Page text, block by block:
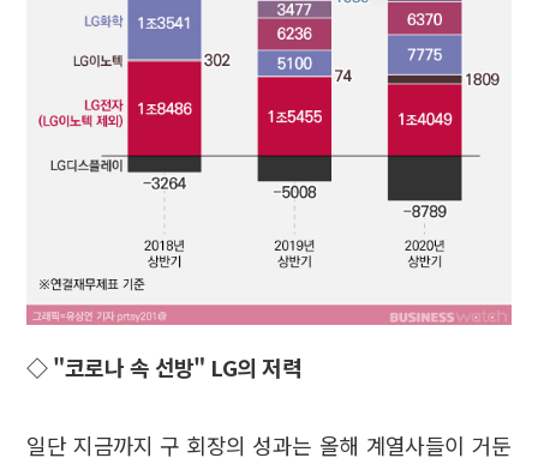
◇ "코로나 속 선방" LG의 저력
일단 지금까지 구 회장의 성과는 올해 계열사들이 거둔